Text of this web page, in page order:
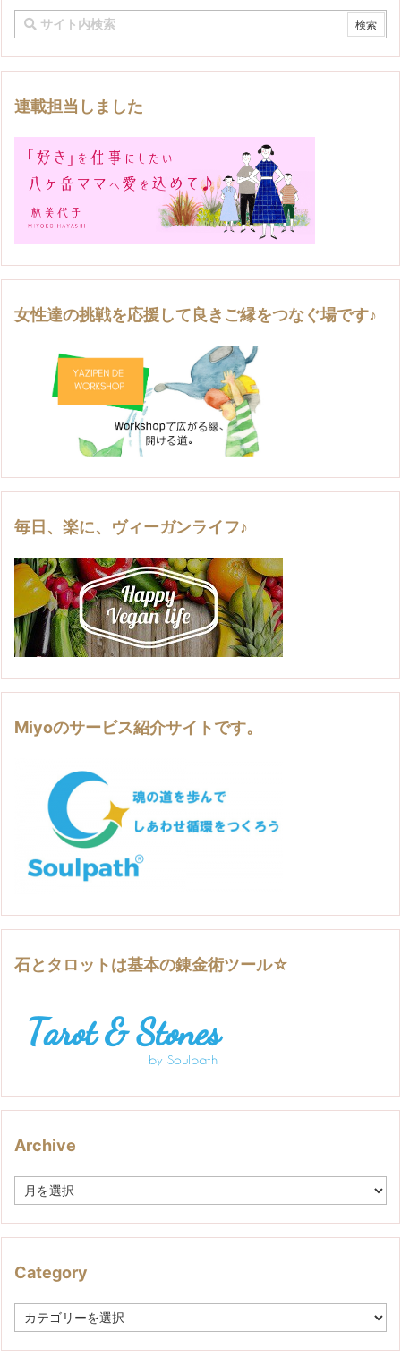
連載担当しました
女性達の挑戦を応援して良きご縁をつなぐ場です♪
毎日、楽に、ヴィーガンライフ♪
Miyoのサービス紹介サイトです。
石とタロットは基本の錬金術ツール☆
Archive
h
e
Category